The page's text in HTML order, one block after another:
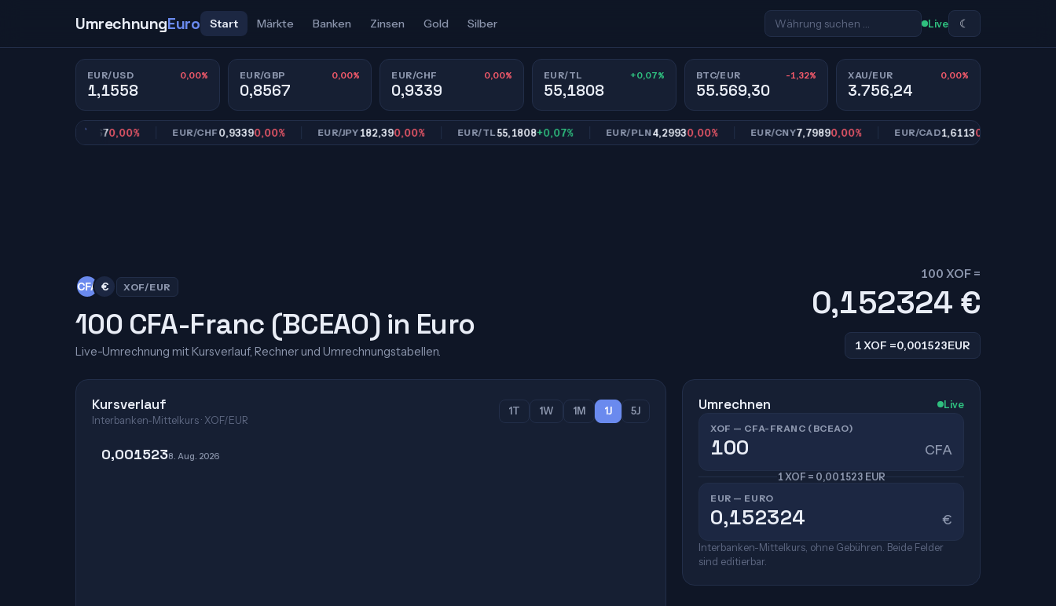
UmrechnungEuro Start Märkte Banken Zinsen Gold Silber Live ☾
EUR/USD 0,00%
1,1558
EUR/GBP 0,00%
0,8567
EUR/CHF 0,00%
0,9339
EUR/TL +0,07%
55,1808
BTC/EUR -1,32%
55.569,30
XAU/EUR 0,00%
3.756,24
0,00% EUR/CHF0,93390,00% EUR/JPY182,390,00% EUR/TL 55,1808+0,07% EUR/PLN4,29930,00% EUR/CNY7,79890,00% EUR/CAD1,61130,00%
CFA € XOF/EUR
100 CFA-Franc (BCEAO) in Euro
Live-Umrechnung mit Kursverlauf, Rechner und Umrechnungstabellen.
100 XOF =
0,152324 €
1 XOF =0,001523EUR
Kursverlauf
Interbanken-Mittelkurs · XOF/EUR
1T 1W 1M 1J 5J
0,0015238. Aug. 2026
Umrechnen Live
XOF — CFA-FRANC (BCEAO)
CFA
1 XOF = 0,001523 EUR
EUR — EURO
€
Interbanken-Mittelkurs, ohne Gebühren. Beide Felder
sind editierbar.